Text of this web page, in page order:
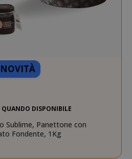
NOVITÀ
DISPONIBILE
Sublime, Panettone con
Fondente, 1Kg